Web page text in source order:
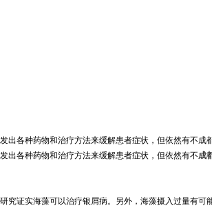
各种药物和治疗方法来缓解患者症状，但依然有不
出各种药物和治疗方法来缓解患者症状，但依然有不成
证实海藻可以治疗银屑病。另外，海藻摄入过量有可